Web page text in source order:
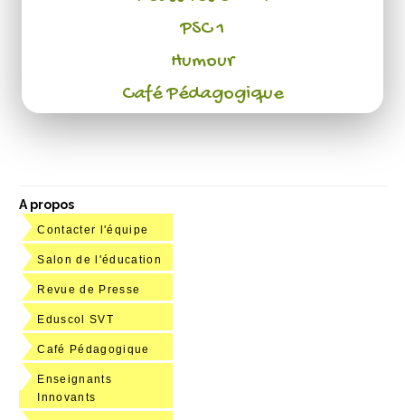
PSC 1
Humour
Café Pédagogique
A propos
Contacter l'équipe
Salon de l'éducation
Revue de Presse
Eduscol SVT
Café Pédagogique
Enseignants
Innovants